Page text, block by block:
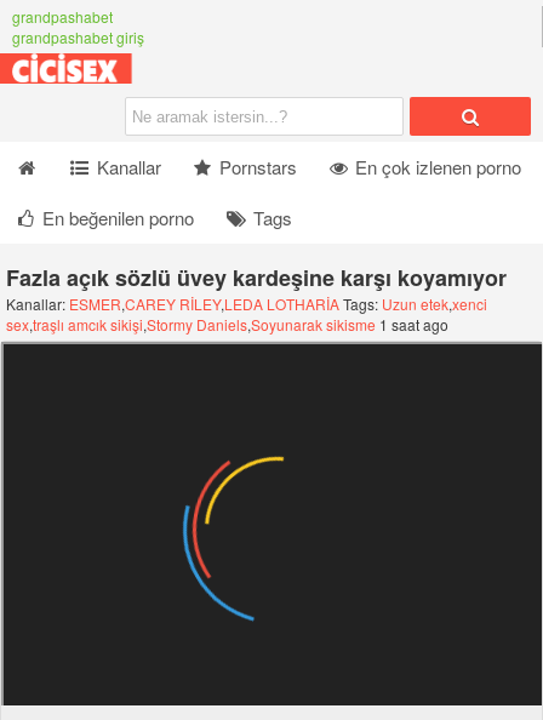
grandpashabet
grandpashabet giriş
Kanallar Pornstars
En çok izlenen porno
En beğenilen porno
Tags
Fazla açık sözlü üvey kardeşine karşı koyamıyor
Kanallar: ESMER,CAREY RİLEY,LEDA LOTHARİATags: Uzun etek,xenci
sex,traşlı amcık sikişi,Stormy Daniels,Soyunarak sikisme 1 saat ago